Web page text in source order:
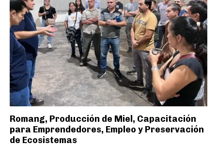
Romang, Producción de Miel, Capacitación
para Emprendedores, Empleo y Preservación
de Ecosistemas